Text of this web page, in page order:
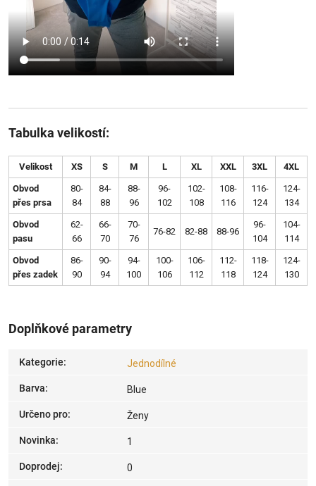
Tabulka velikostí:
Velikost XS S M L XL XXL 3XL 4XL
Obvod
přes prsa
80-
84
84-
88
88-
96
96-
102
102-
108
108-
116
116-
124
124-
134
Obvod
pasu
62-
66
66-
70
70-
76
76-82 82-88 88-96
96-
104
104-
114
Obvod
přes zadek
86-
90
90-
94
94-
100
100-
106
106-
112
112-
118
118-
124
124-
130
Doplňkové parametry
Kategorie: Jednodílné
Barva: Blue
Určeno pro: Ženy
Novinka: 1
Doprodej: 0